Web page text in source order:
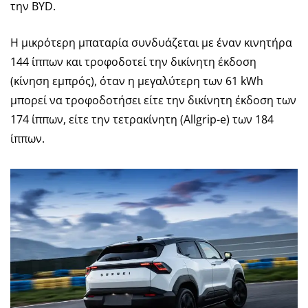
την BYD.
Η μικρότερη μπαταρία συνδυάζεται με έναν κινητήρα
144 ίππων και τροφοδοτεί την δικίνητη έκδοση
(κίνηση εμπρός), όταν η μεγαλύτερη των 61 kWh
μπορεί να τροφοδοτήσει είτε την δικίνητη έκδοση των
174 ίππων, είτε την τετρακίνητη (Allgrip-e) των 184
ίππων.